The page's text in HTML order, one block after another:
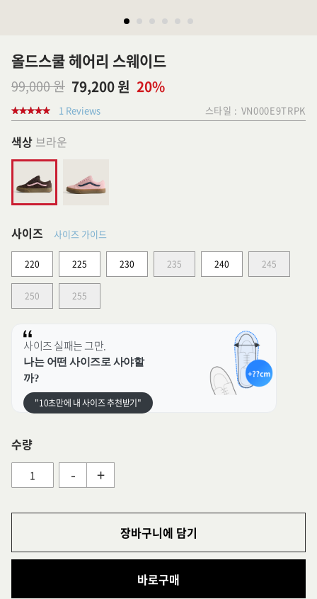
올드스쿨 헤어리 스웨이드
99,000 원 79,200 원 20%
1 Reviews 스타일 : VN000E9TRPK
색상 브라운
사이즈 사이즈 가이드
220 225 230 235 240 245
250 255
사이즈 실패는 그만.
나는 어떤 사이즈로 사야할
까?
"10초만에 내 사이즈 추천받기"
수량
- +
장바구니에 담기
바로구매